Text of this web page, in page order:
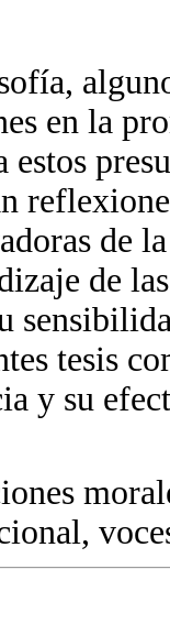
en la
de
de
tesis
y su